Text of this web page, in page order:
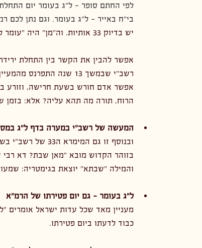
לפי החתם סופר - ל"ג בעומר יום
בי"ח באייר - ל"ג בעומר. וגם נתן לכם
יש בדיוק 33 אותיות. וה"מן" היה "עומר לגולגולת" וכתב שזו הסיבה שנוהגים ביום זה קצת שמחה.
אפשר להבין את הקשר בין התחלת
רשב"י שבמשך 13 שנה התפרנס מהמעיין והחרוב שנשלחו מהשמיים ושידועה אמרתו (בברכות לה:) "
אפשר אדם חורש בשעת חרישה, וזורע
הרוח, תורה מה תהא עליה? אלא: בזמן
המעשה של רשב"י במערה בדף ל"ג
ובנוסף זו גם המימרא ה33 של רשב"י בש"ס!
בזוהר הקדוש מובא "מאן שבת? דא
והמילה "שבתא" יוצאת בגימטריה:
ל"ג בעומר - גם יום פטירתו של הרמ"א
מעניין מאד שכל עדות ישראל אומרים
כבוד לדעתו ביום פטירתו.